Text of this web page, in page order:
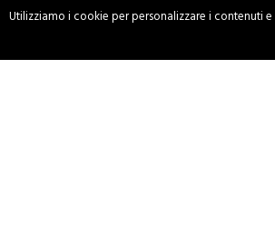
Utilizziamo i cookie per personalizzare i contenuti